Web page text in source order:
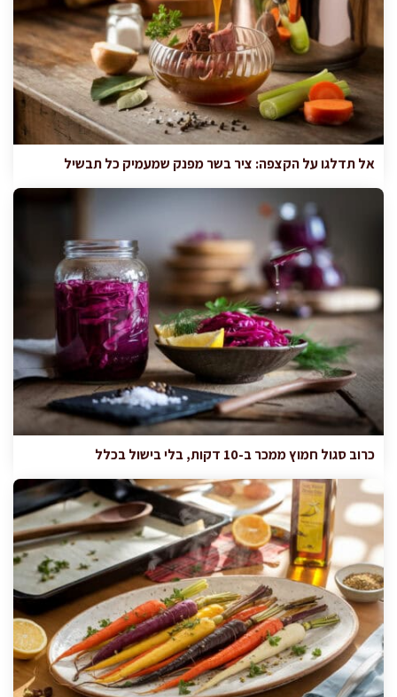
אל תדלגו על הקצפה: ציר בשר מפנק שמעמיק כל תבשיל
כרוב סגול חמוץ ממכר ב-10 דקות, בלי בישול בכלל